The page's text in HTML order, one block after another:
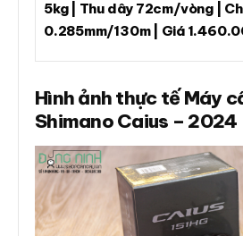
5kg | Thu dây 72cm/vòng |
0.285mm/130m | Giá
Hình ảnh thực tế Máy
Shimano Caius – 2024